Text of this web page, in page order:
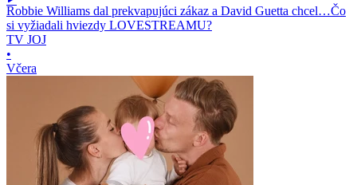
Robbie Williams dal prekvapujúci zákaz a David Guetta chcel…Čo
si vyžiadali hviezdy LOVESTREAMU?
TV JOJ
•
Včera